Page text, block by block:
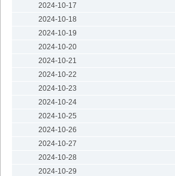
2024-10-17
2024-10-18
2024-10-19
2024-10-20
2024-10-21
2024-10-22
2024-10-23
2024-10-24
2024-10-25
2024-10-26
2024-10-27
2024-10-28
2024-10-29